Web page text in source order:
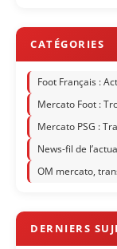
Foot Français :
Mercato Foot :
Mercato PSG :
News-fil de
OM mercato,